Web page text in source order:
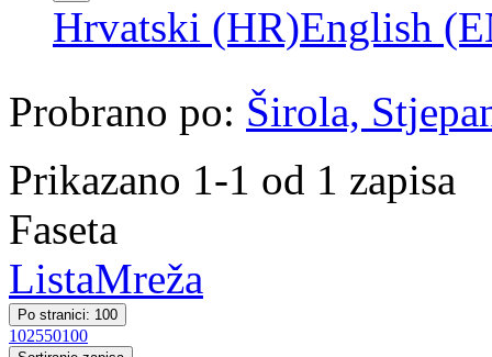
Hrvatski (HR)English
Probrano po: Širola,
Prikazano 1-1 od 1 zapisa
Faseta
ListaMreža
Po stranici: 100
102550100